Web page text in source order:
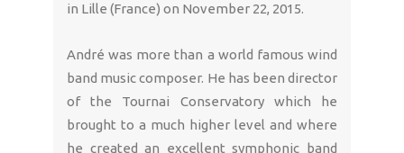
in Lille (France) on November 22, 2015.
André was more than a world famous wind
band music composer. He has been director
of the Tournai Conservatory which he
brought to a much higher level and where
he created an excellent symphonic band